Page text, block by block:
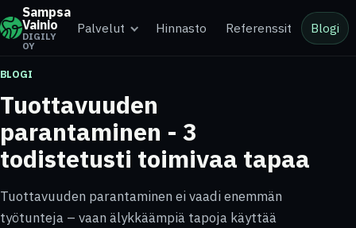
Sampsa
Vainio
DIGILY
OY
Palvelut Hinnasto Referenssit Blogi
BLOGI
Tuottavuuden
parantaminen - 3
todistetusti toimivaa tapaa
Tuottavuuden parantaminen ei vaadi enemmän
työtunteja – vaan älykkäämpiä tapoja käyttää